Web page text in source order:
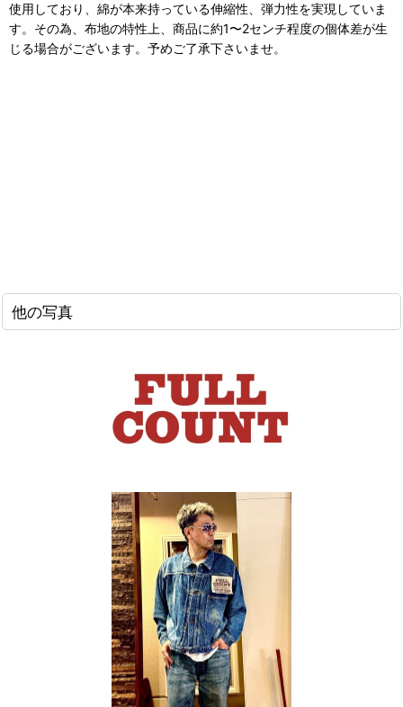
使用しており、綿が本来持っている伸縮性、弾力性を実現していま
す。その為、布地の特性上、商品に約1〜2センチ程度の個体差が生
じる場合がございます。予めご了承下さいませ。
他の写真